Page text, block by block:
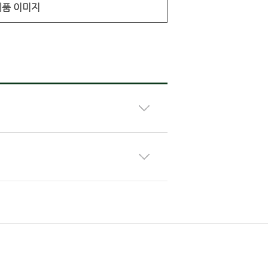
이미지